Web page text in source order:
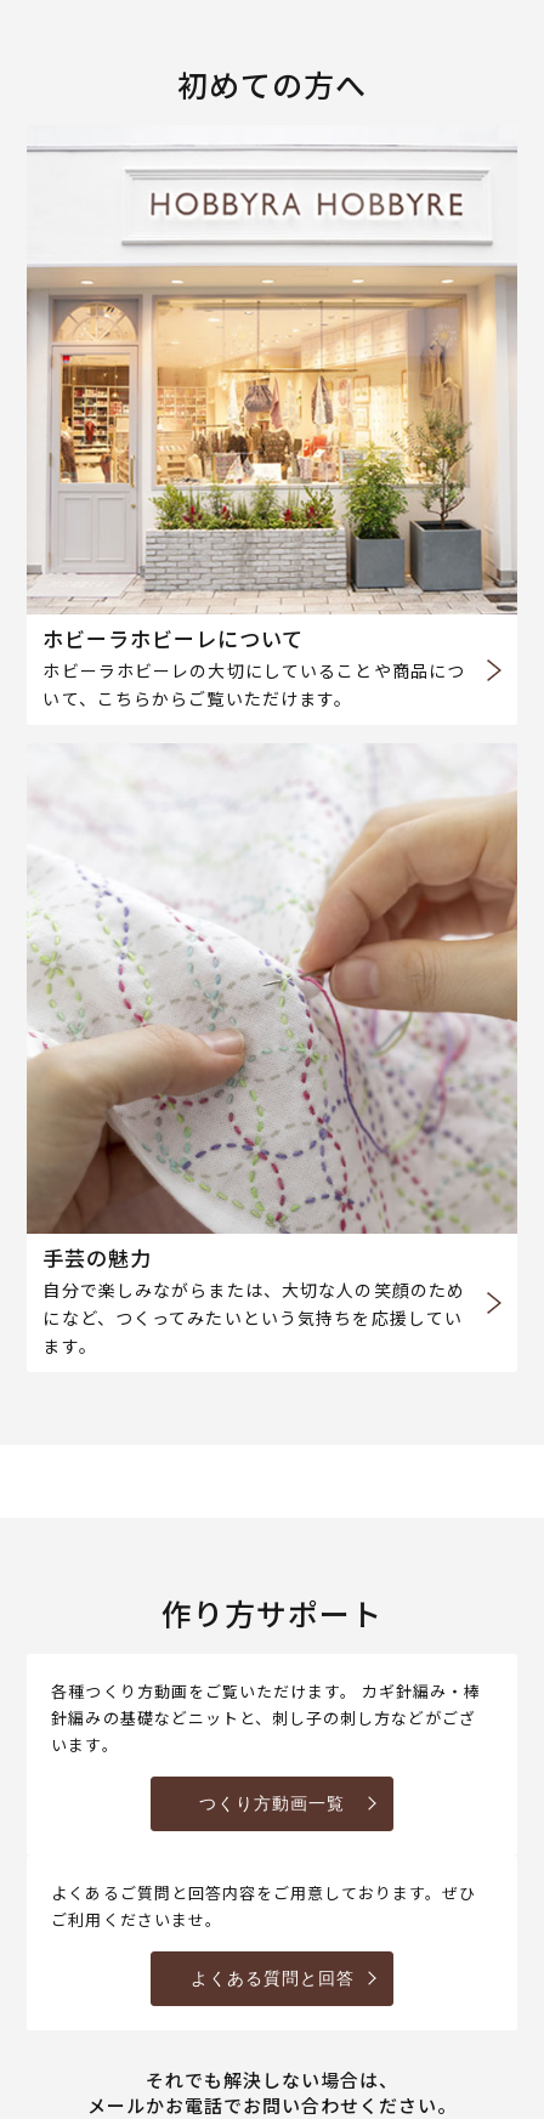
初めての方へ
ホビーラホビーレについて
ホビーラホビーレの大切にしていることや商品につ
いて、こちらからご覧いただけます。
手芸の魅力
自分で楽しみながらまたは、大切な人の笑顔のため
になど、つくってみたいという気持ちを応援してい
ます。
作り方サポート
各種つくり方動画をご覧いただけます。 カギ針編み・棒
針編みの基礎などニットと、刺し子の刺し方などがござ
います。
つくり方動画一覧
よくあるご質問と回答内容をご用意しております。ぜひ
ご利用くださいませ。
よくある質問と回答
それでも解決しない場合は、
メールかお電話でお問い合わせください。